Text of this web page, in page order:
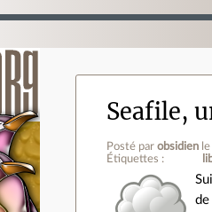
Seafile,
Posté parobsidien
Étiquettes :